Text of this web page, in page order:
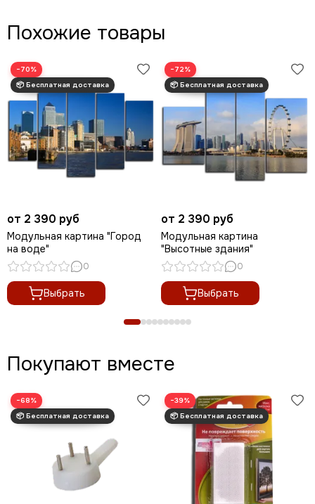
Похожие товары
−70%
от 2 390 руб
Модульная картина "Город
на воде"
0
Выбрать
−72%
от 2 390 руб
Модульная картина
"Высотные здания"
0
Выбрать
Покупают вместе
−68% −39%